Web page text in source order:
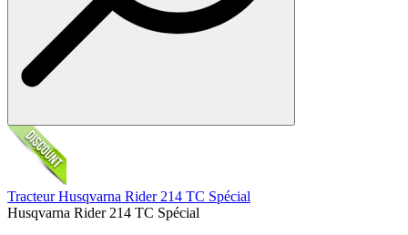
Tracteur Husqvarna Rider 214 TC Spécial
Husqvarna Rider 214 TC Spécial